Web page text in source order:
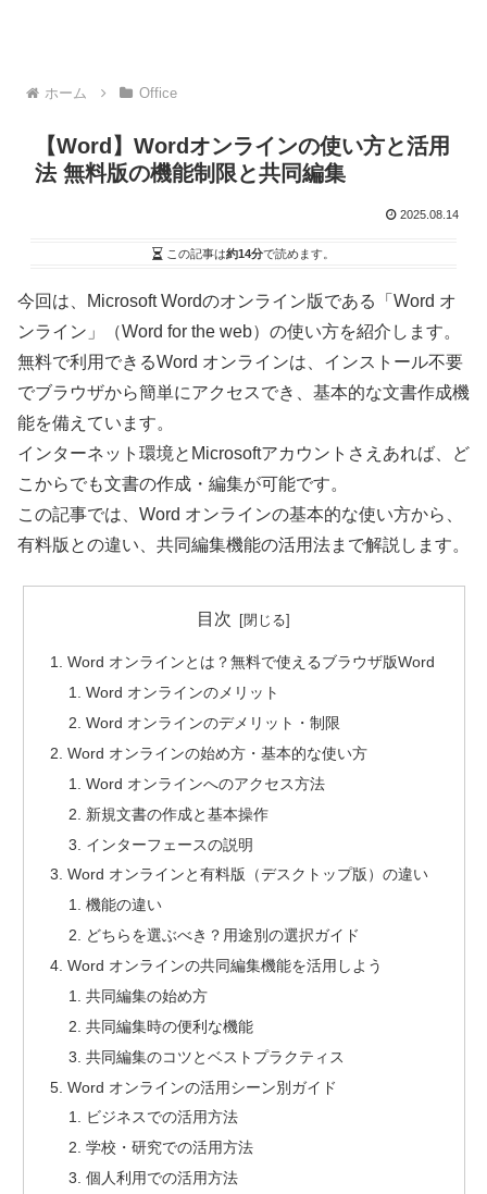
ホーム Office
【Word】Wordオンラインの使い方と活用
法 無料版の機能制限と共同編集
2025.08.14
この記事は約14分で読めます。
今回は、Microsoft Wordのオンライン版である「Word オ
ンライン」（Word for the web）の使い方を紹介します。
無料で利用できるWord オンラインは、インストール不要
でブラウザから簡単にアクセスでき、基本的な文書作成機
能を備えています。
インターネット環境とMicrosoftアカウントさえあれば、ど
こからでも文書の作成・編集が可能です。
この記事では、Word オンラインの基本的な使い方から、
有料版との違い、共同編集機能の活用法まで解説します。
目次
Word オンラインとは？無料で使えるブラウザ版Word
Word オンラインのメリット
Word オンラインのデメリット・制限
Word オンラインの始め方・基本的な使い方
Word オンラインへのアクセス方法
新規文書の作成と基本操作
インターフェースの説明
Word オンラインと有料版（デスクトップ版）の違い
機能の違い
どちらを選ぶべき？用途別の選択ガイド
Word オンラインの共同編集機能を活用しよう
共同編集の始め方
共同編集時の便利な機能
共同編集のコツとベストプラクティス
Word オンラインの活用シーン別ガイド
ビジネスでの活用方法
学校・研究での活用方法
個人利用での活用方法